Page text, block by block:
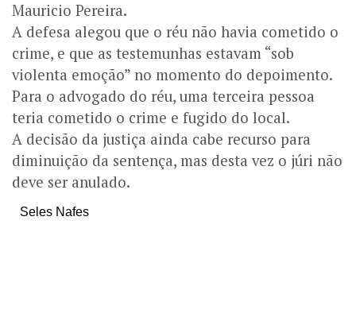
Mauricio Pereira.
A defesa alegou que o réu não havia cometido o
crime, e que as testemunhas estavam “sob
violenta emoção” no momento do depoimento.
Para o advogado do réu, uma terceira pessoa
teria cometido o crime e fugido do local.
A decisão da justiça ainda cabe recurso para
diminuição da sentença, mas desta vez o júri não
deve ser anulado.
Seles Nafes